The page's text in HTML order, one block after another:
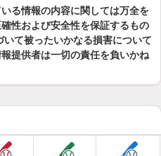
る情報の内容に関しては万全を
性および安全性を保証するもの
て被ったいかなる損害について
提供者は一切の責任を負いかね